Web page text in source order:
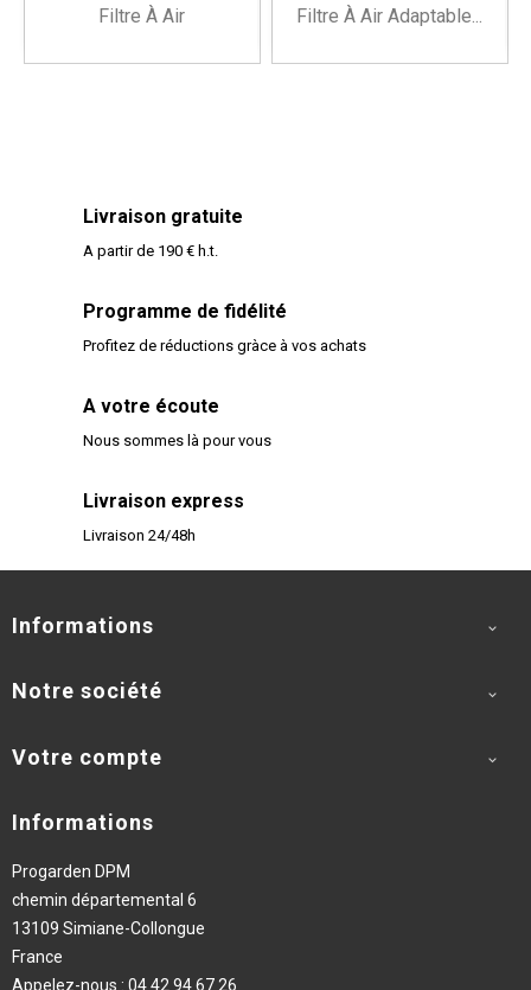
Filtre À Air Filtre À Air Adaptable...
Livraison gratuite
A partir de 190 € h.t.
Programme de fidélité
Profitez de réductions gràce à vos achats
A votre écoute
Nous sommes là pour vous
Livraison express
Livraison 24/48h
Informations 
Notre société 
Votre compte 
Informations
Progarden DPM
chemin départemental 6
13109 Simiane-Collongue
France
Appelez-nous : 04 42 94 67 26